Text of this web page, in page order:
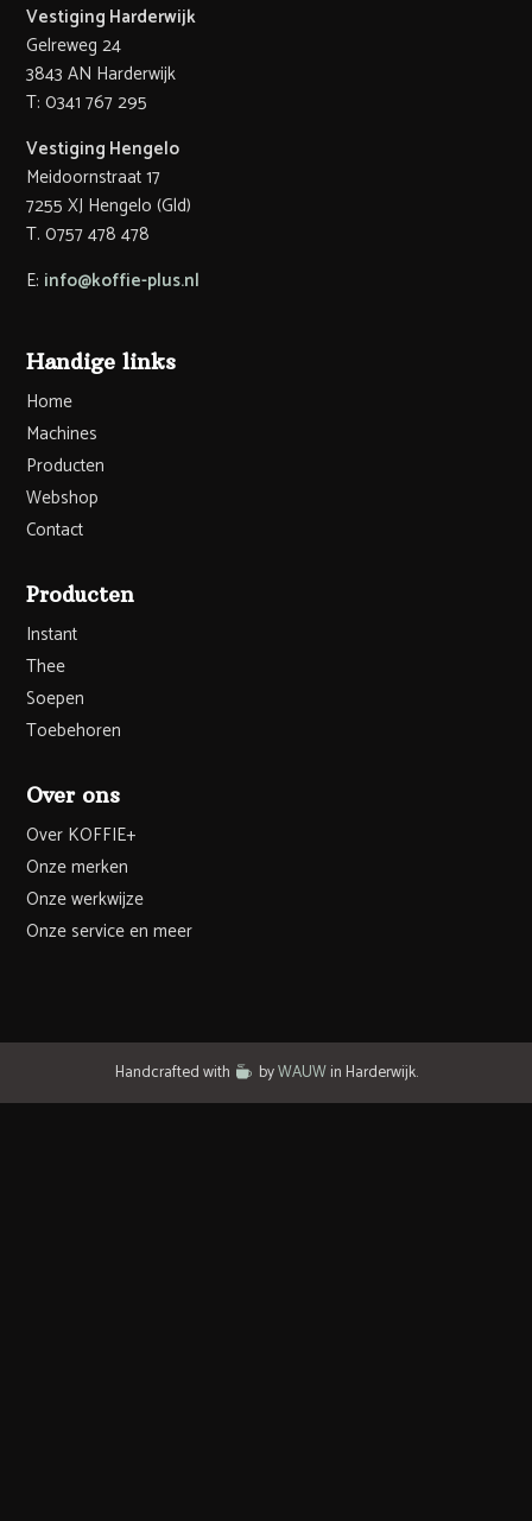
Vestiging Harderwijk
Gelreweg 24
3843 AN Harderwijk
T: 0341 767 295
Vestiging Hengelo
Meidoornstraat 17
7255 XJ Hengelo (Gld)
T. 0757 478 478
E: info@koffie-plus.nl
Handige links
Home
Machines
Producten
Webshop
Contact
Producten
Instant
Thee
Soepen
Toebehoren
Over ons
Over KOFFIE+
Onze merken
Onze werkwijze
Onze service en meer
Handcrafted with byWAUWin Harderwijk.